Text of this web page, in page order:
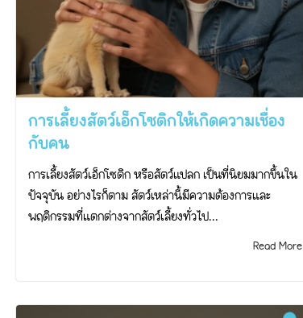
การเลี้ยงสัตว์เอ็กโซติกให้เกิดความเชื่อง
กับคน
การเลี้ยงสัตว์เอ็กโซติก หรือสัตว์แปลก เป็นที่นิยมมากขึ้นใน
ปัจจุบัน อย่างไรก็ตาม สัตว์เหล่านี้มีความต้องการและ
พฤติกรรมที่แตกต่างจากสัตว์เลี้ยงทั่วไป...
Read More